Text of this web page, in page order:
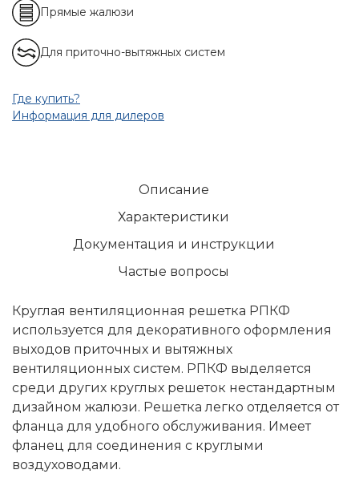
Прямые жалюзи
Для приточно-вытяжных систем
Где купить?
Информация для дилеров
Описание
Характеристики
Документация и инструкции
Частые вопросы
Круглая вентиляционная решетка РПКФ
используется для декоративного оформления
выходов приточных и вытяжных
вентиляционных систем. РПКФ выделяется
среди других круглых решеток нестандартным
дизайном жалюзи. Решетка легко отделяется от
фланца для удобного обслуживания. Имеет
фланец для соединения с круглыми
воздуховодами.